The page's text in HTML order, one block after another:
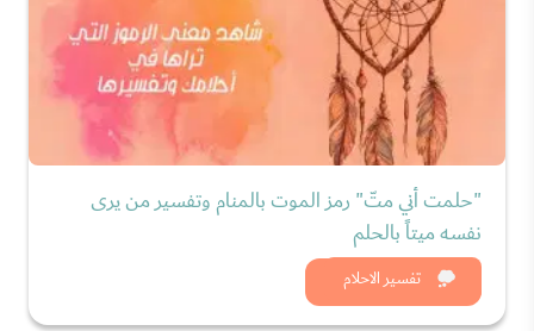
تفسير الاحلام
"حلمت أني متّ" رمز الموت بالمنام وتفسير من يرى
نفسه ميتاً بالحلم
شاهد الان